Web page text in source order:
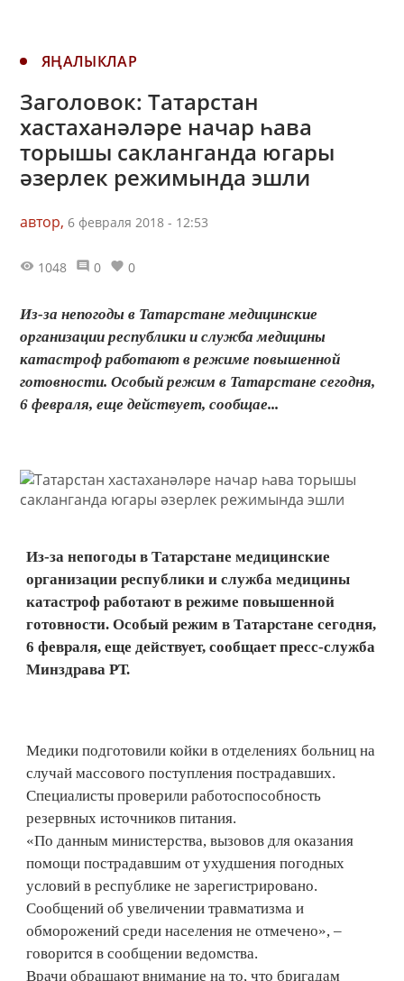
ЯҢАЛЫКЛАР
Заголовок: Татарстан
хастаханәләре начар һава
торышы сакланганда югары
әзерлек режимында эшли
автор, 6 февраля 2018 - 12:53
1048 0 0
Из-за непогоды в Татарстане медицинские
организации республики и служба медицины
катастроф работают в режиме повышенной
готовности. Особый режим в Татарстане сегодня,
6 февраля, еще действует, сообщае...
Из-за непогоды в Татарстане медицинские
организации республики и служба медицины
катастроф работают в режиме повышенной
готовности. Особый режим в Татарстане сегодня,
6 февраля, еще действует, сообщает пресс-служба
Минздрава РТ.
Медики подготовили койки в отделениях больниц на
случай массового поступления пострадавших.
Специалисты проверили работоспособность
резервных источников питания.
«По данным министерства, вызовов для оказания
помощи пострадавшим от ухудшения погодных
условий в республике не зарегистрировано.
Сообщений об увеличении травматизма и
обморожений среди населения не отмечено», –
говорится в сообщении ведомства.
Врачи обращают внимание на то, что бригадам